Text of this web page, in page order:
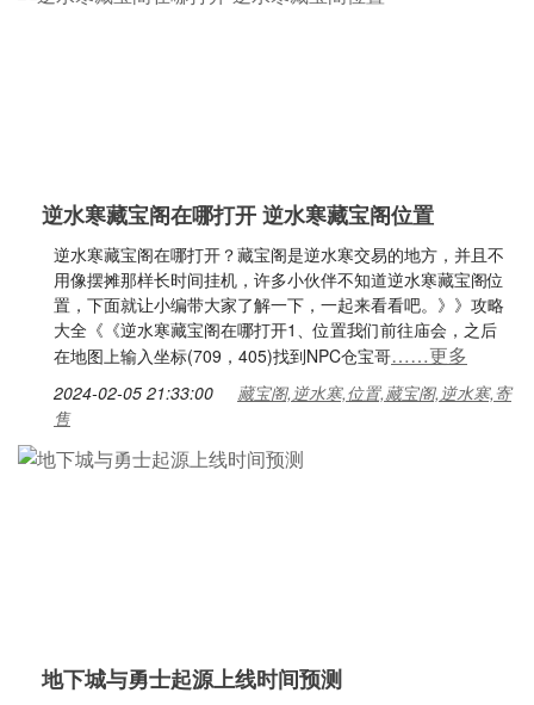
逆水寒藏宝阁在哪打开 逆水寒藏宝阁位置
逆水寒藏宝阁在哪打开？藏宝阁是逆水寒交易的地方，并且不
用像摆摊那样长时间挂机，许多小伙伴不知道逆水寒藏宝阁位
置，下面就让小编带大家了解一下，一起来看看吧。》》攻略
大全《《逆水寒藏宝阁在哪打开1、位置我们前往庙会，之后
在地图上输入坐标(709，405)找到NPC仓宝哥……更多
2024-02-05 21:33:00
藏宝阁,逆水寒,位置,藏宝阁,逆水寒,寄
售
地下城与勇士起源上线时间预测